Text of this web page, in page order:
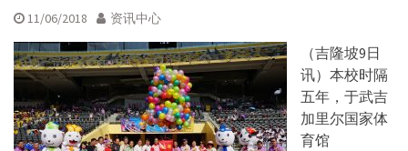
11/06/2018 资讯中心
（吉隆坡9日
讯）本校时隔
五年，于武吉
加里尔国家体
育馆